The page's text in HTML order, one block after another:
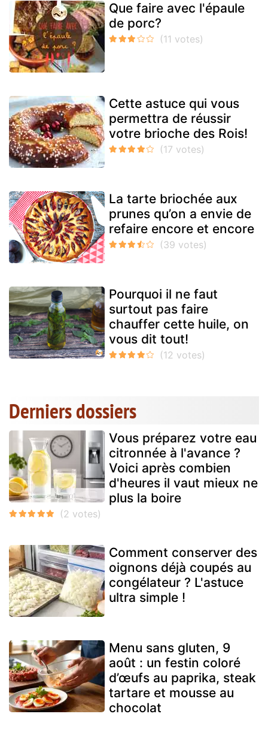
Que faire avec l'épaule
de porc?
Cette astuce qui vous
permettra de réussir
votre brioche des Rois!
La tarte briochée aux
prunes qu’on a envie de
refaire encore et encore
Pourquoi il ne faut
surtout pas faire
chauffer cette huile, on
vous dit tout!
Derniers dossiers
Vous préparez votre eau
citronnée à l'avance ?
Voici après combien
d'heures il vaut mieux ne
plus la boire
Comment conserver des
oignons déjà coupés au
congélateur ? L'astuce
ultra simple !
Menu sans gluten, 9
août : un festin coloré
d’œufs au paprika, steak
tartare et mousse au
chocolat